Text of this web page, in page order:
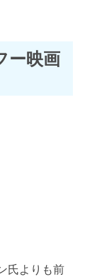
ー映画
氏よりも前